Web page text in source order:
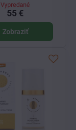
Vypredané
55 €
Zobraziť